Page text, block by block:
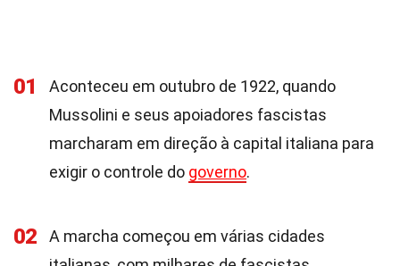
01
Aconteceu em outubro de 1922, quando
Mussolini e seus apoiadores fascistas
marcharam em direção à capital italiana para
exigir o controle do governo.
02
A marcha começou em várias cidades